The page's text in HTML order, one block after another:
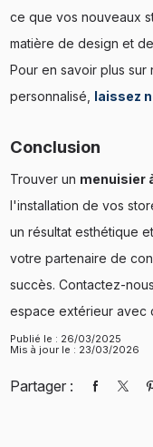
ce que vos nouveaux
matière de design et
Pour en savoir plus
personnalisé, laissez
Conclusion
Trouver un menuisier
l'installation de vos
un résultat esthétique
votre partenaire de
succès. Contactez-
espace extérieur avec
Publié le : 26/03/2025
Mis à jour le : 23/03/2026
Partager :